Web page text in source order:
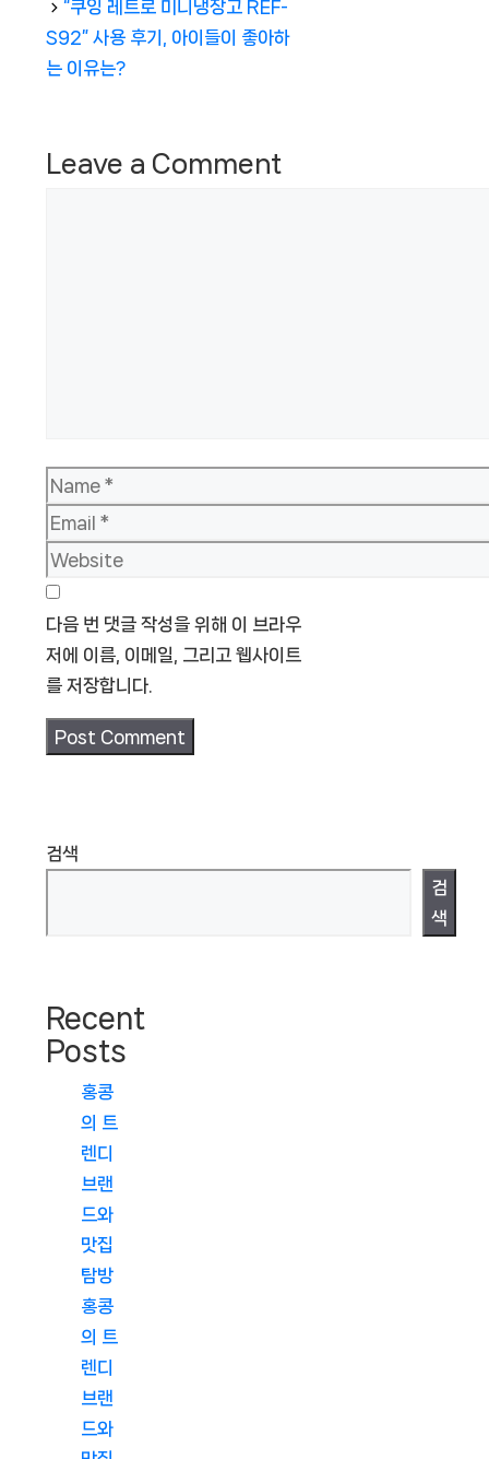
“쿠잉 레트로 미니냉장고 REF-
S92” 사용 후기, 아이들이 좋아하
는 이유는?
Leave a Comment
Name
Email
Website
다음 번 댓글 작성을 위해 이 브라우
저에 이름, 이메일, 그리고 웹사이트
를 저장합니다.
검색
검
색
Recent
Posts
홍콩
의 트
렌디
브랜
드와
맛집
탐방
홍콩
의 트
렌디
브랜
드와